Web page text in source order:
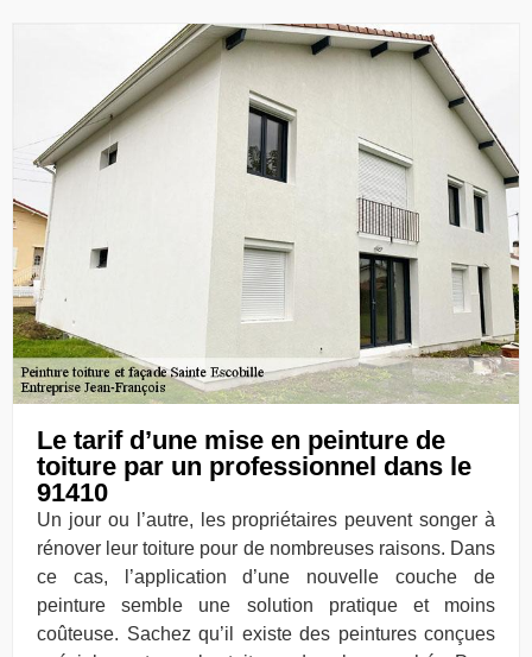
Le tarif d’une mise en peinture de
toiture par un professionnel dans le
91410
Un jour ou l’autre, les propriétaires peuvent songer à
rénover leur toiture pour de nombreuses raisons. Dans
ce cas, l’application d’une nouvelle couche de
peinture semble une solution pratique et moins
coûteuse. Sachez qu’il existe des peintures conçues